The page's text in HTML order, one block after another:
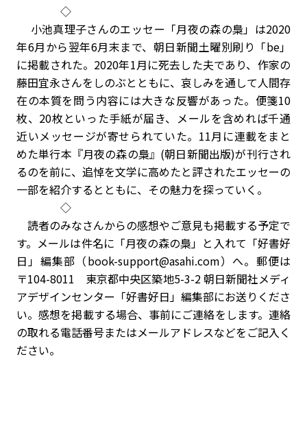
◇
小池真理子さんのエッセー「月夜の森の梟」は2020
年6月から翌年6月末まで、朝日新聞土曜別刷り「be」
に掲載された。2020年1月に死去した夫であり、作家の
藤田宜永さんをしのぶとともに、哀しみを通して人間存
在の本質を問う内容には大きな反響があった。便箋10
枚、20枚といった手紙が届き、メールを含めれば千通
近いメッセージが寄せられていた。11月に連載をまと
めた単行本『月夜の森の梟』(朝日新聞出版)が刊行され
るのを前に、追悼を文学に高めたと評されたエッセーの
一部を紹介するとともに、その魅力を探っていく。
◇
読者のみなさんからの感想やご意見も掲載する予定で
す。メールは件名に「月夜の森の梟」と入れて「好書好
日」編集部（book-support@asahi.com）へ。郵便は
〒104-8011 東京都中央区築地5-3-2 朝日新聞社メディ
アデザインセンター「好書好日」編集部にお送りくださ
い。感想を掲載する場合、事前にご連絡をします。連絡
の取れる電話番号またはメールアドレスなどをご記入く
ださい。